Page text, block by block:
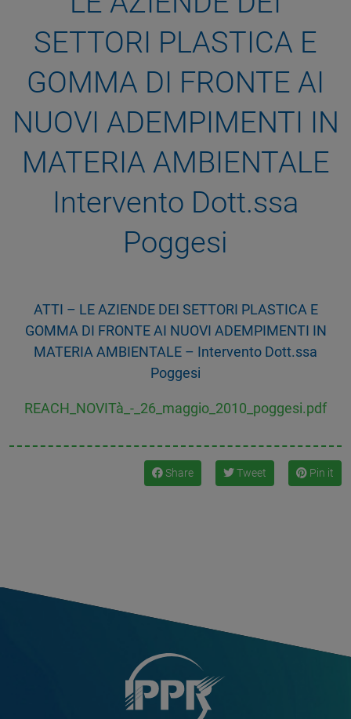
SETTORI PLASTICA E
GOMMA DI FRONTE AI
NUOVI ADEMPIMENTI IN
MATERIA AMBIENTALE
Intervento Dott.ssa
Poggesi
ATTI – LE AZIENDE DEI SETTORI PLASTICA E
GOMMA DI FRONTE AI NUOVI ADEMPIMENTI IN
MATERIA AMBIENTALE – Intervento Dott.ssa
Poggesi
REACH_NOVITà_-_26_maggio_2010_poggesi.pdf
Share Tweet Pin it